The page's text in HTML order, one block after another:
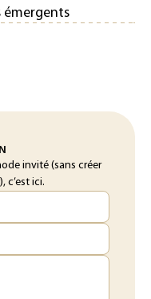
émergents
invité (sans créer
c’est ici.